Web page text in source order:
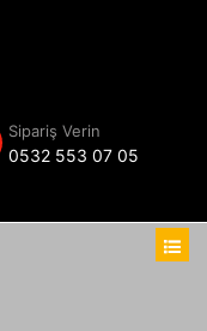
Sipariş Verin
0532 553 07 05